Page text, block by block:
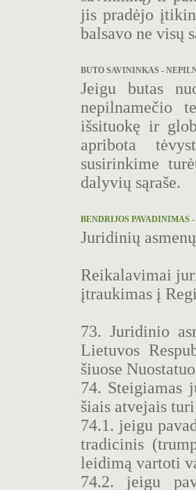
jis pradėjo
balsavo ne visų
BUTO SAVININKAS -
Jeigu butas
nepilnamečio
išsituokę ir
apribota
susirinkime
dalyvių sąraše.
BENDRIJOS
Juridinių
Reikalavimai
įtraukimas į
73. Juridinio
Lietuvos
šiuose
74. Steigiamas
šiais atvejais
74.1. jeigu
tradicinis
leidimą vartoti
74.2. jeigu